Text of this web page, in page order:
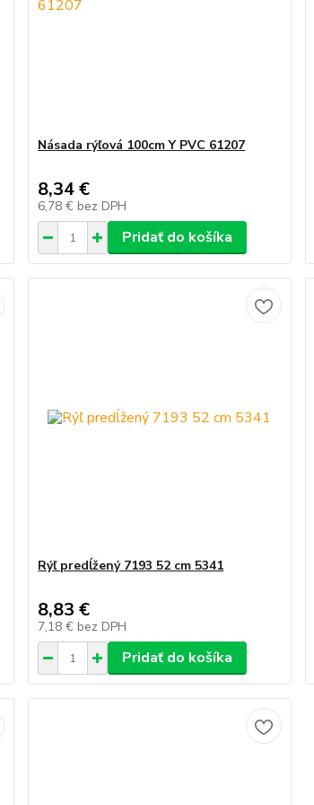
Násada rýľová 100cm Y PVC 61207
8,34 €
6,78 € bez DPH
Pridať do košíka
Rýľ predĺžený 7193 52 cm 5341
8,83 €
7,18 € bez DPH
Pridať do košíka